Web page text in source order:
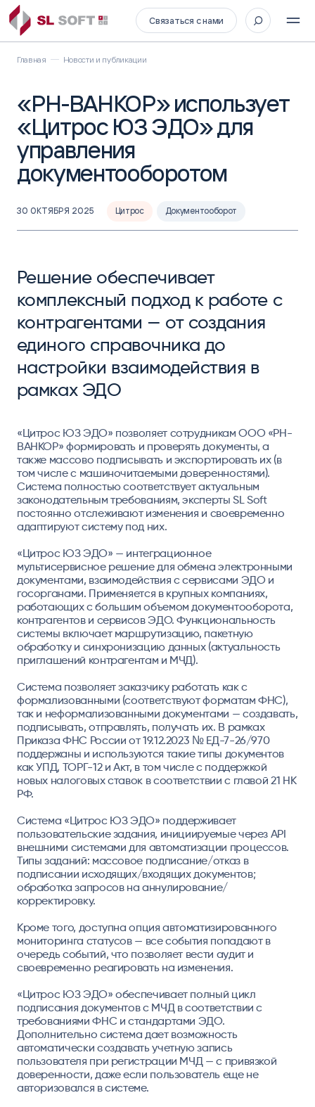
Связаться с нами
Главная Новости и публикации
«РН-ВАНКОР» использует
«Цитрос ЮЗ ЭДО» для
управления
документооборотом
30 ОКТЯБРЯ 2025 Цитрос Документооборот
Решение обеспечивает
комплексный подход к работе с
контрагентами — от создания
единого справочника до
настройки взаимодействия в
рамках ЭДО
«Цитрос ЮЗ ЭДО» позволяет сотрудникам ООО «РН-
ВАНКОР» формировать и проверять документы, а
также массово подписывать и экспортировать их (в
том числе с машиночитаемыми доверенностями).
Система полностью соответствует актуальным
законодательным требованиям, эксперты SL Soft
постоянно отслеживают изменения и своевременно
адаптируют систему под них.
«Цитрос ЮЗ ЭДО» — интеграционное
мультисервисное решение для обмена электронными
документами, взаимодействия с сервисами ЭДО и
госорганами. Применяется в крупных компаниях,
работающих с большим объемом документооборота,
контрагентов и сервисов ЭДО. Функциональность
системы включает маршрутизацию, пакетную
обработку и синхронизацию данных (актуальность
приглашений контрагентам и МЧД).
Система позволяет заказчику работать как с
формализованными (соответствуют форматам ФНС),
так и неформализованными документами — создавать,
подписывать, отправлять, получать их. В рамках
Приказа ФНС России от 19.12.2023 № ЕД-7-26/970
поддержаны и используются такие типы документов
как УПД, ТОРГ-12 и Акт, в том числе с поддержкой
новых налоговых ставок в соответствии с главой 21 НК
РФ.
Система «Цитрос ЮЗ ЭДО» поддерживает
пользовательские задания, инициируемые через API
внешними системами для автоматизации процессов.
Типы заданий: массовое подписание/отказ в
подписании исходящих/входящих документов;
обработка запросов на аннулирование/
корректировку.
Кроме того, доступна опция автоматизированного
мониторинга статусов — все события попадают в
очередь событий, что позволяет вести аудит и
своевременно реагировать на изменения.
«Цитрос ЮЗ ЭДО» обеспечивает полный цикл
подписания документов с МЧД в соответствии с
требованиями ФНС и стандартами ЭДО.
Дополнительно система дает возможность
автоматически создавать учетную запись
пользователя при регистрации МЧД — с привязкой
доверенности, даже если пользователь еще не
авторизовался в системе.